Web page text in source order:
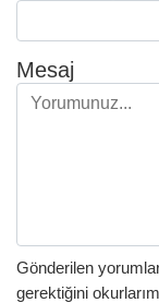
Mesaj
Gönderilen
gerektiğini